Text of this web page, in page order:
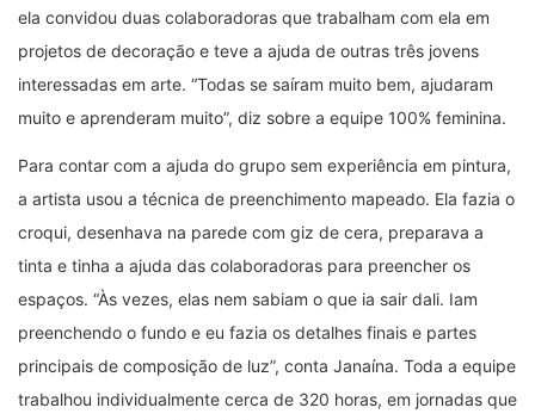
ela convidou duas colaboradoras que trabalham com ela em
projetos de decoração e teve a ajuda de outras três jovens
interessadas em arte. “Todas se saíram muito bem, ajudaram
muito e aprenderam muito”, diz sobre a equipe 100% feminina.
Para contar com a ajuda do grupo sem experiência em pintura,
a artista usou a técnica de preenchimento mapeado. Ela fazia o
croqui, desenhava na parede com giz de cera, preparava a
tinta e tinha a ajuda das colaboradoras para preencher os
espaços. “Às vezes, elas nem sabiam o que ia sair dali. Iam
preenchendo o fundo e eu fazia os detalhes finais e partes
principais de composição de luz”, conta Janaína. Toda a equipe
trabalhou individualmente cerca de 320 horas, em jornadas que